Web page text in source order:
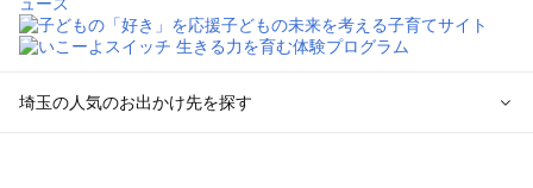
埼玉の人気のお出かけ先を探す